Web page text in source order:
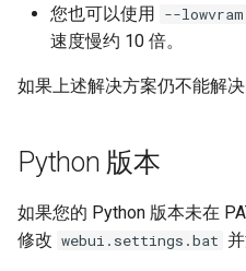
您也可以使用 --lowvram
速度慢约 10 倍。
如果上述解决方案仍不能解
Python 版本
如果您的 Python 版本未在
修改 webui.settings.bat